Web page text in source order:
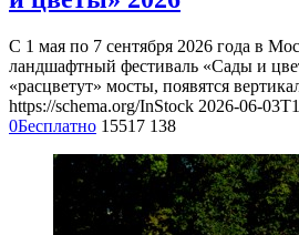
С 1 мая по 7 сентября 2026 года в
ландшафтный фестиваль «Сады и
«расцветут» мосты, появятся
https://schema.org/InStock 2026-06-
0Бесплатно 15517 138